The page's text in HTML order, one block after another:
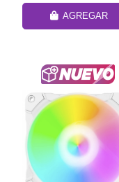
AGREGAR